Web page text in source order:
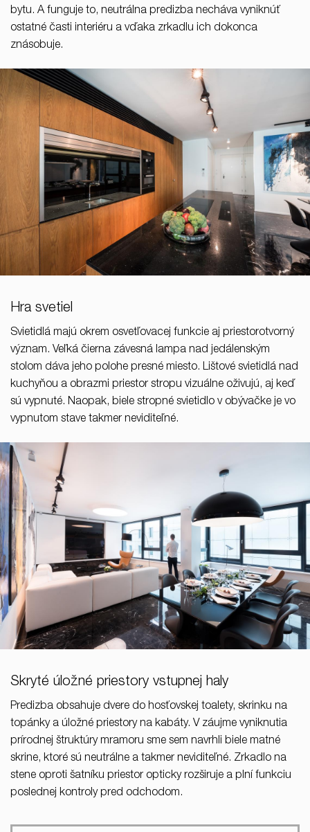
bytu. A funguje to, neutrálna predizba necháva vyniknúť
ostatné časti interiéru a vďaka zrkadlu ich dokonca
znásobuje.
Hra svetiel
Svietidlá majú okrem osvetľovacej funkcie aj priestorotvorný
význam. Veľká čierna závesná lampa nad jedálenským
stolom dáva jeho polohe presné miesto. Lištové svietidlá nad
kuchyňou a obrazmi priestor stropu vizuálne oživujú, aj keď
sú vypnuté. Naopak, biele stropné svietidlo v obývačke je vo
vypnutom stave takmer neviditeľné.
Skryté úložné priestory vstupnej haly
Predizba obsahuje dvere do hosťovskej toalety, skrinku na
topánky a úložné priestory na kabáty. V záujme vyniknutia
prírodnej štruktúry mramoru sme sem navrhli biele matné
skrine, ktoré sú neutrálne a takmer neviditeľné. Zrkadlo na
stene oproti šatníku priestor opticky rozširuje a plní funkciu
poslednej kontroly pred odchodom.